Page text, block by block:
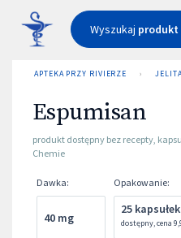
Wyszukaj produkt
APTEKA PRZY RIVIERZE ›
Espumisan
produkt dostępny bez recepty,
Chemie
Dawka:
40 mg
Opakowanie:
25 kapsułek
dostępny,cena